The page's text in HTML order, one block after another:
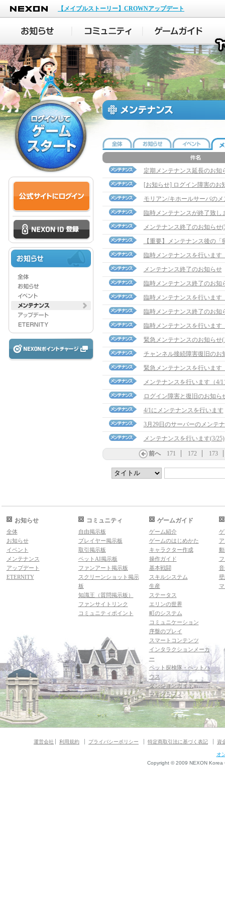
NEXON
【メイプルストーリー】CROWNアップデート
定期メンテナンス延長のお知
[お知らせ] ログイン障害のお
モリアン/キホールサーバの
臨時メンテナンスが終了致し
メンテナンス終了のお知らせ
【重要】メンテナンス後の
臨時メンテナンスを行います
メンテナンス終了のお知らせ
臨時メンテナンス終了のお知
臨時メンテナンスを行います
臨時メンテナンス終了のお知
臨時メンテナンスを行います
緊急メンテナンスのお知らせ
チャンネル接続障害復旧のお
緊急メンテナンスを行います
メンテナンスを行います（4/1
ログイン障害と復旧のお知ら
4/1にメンテナンスを行います
3月29日のサーバーのメンテ
メンテナンスを行います(3/25)
前へ 171 172 173
お知らせ
全体
お知らせ
イベント
メンテナンス
アップデート
ETERNITY
コミュニティ
自由掲示板
プレイヤー掲示板
取引掲示板
ペットAI掲示板
ファンアート掲示板
スクリーンショット掲示
板
知識王（質問掲示板）
ファンサイトリンク
コミュニティポイント
ゲームガイド
ゲーム紹介
ゲームのはじめかた
キャラクター作成
操作ガイド
基本戦闘
スキルシステム
生産
ステータス
エリンの世界
町のシステム
コミュニケーション
序盤のプレイ
スマートコンテンツ
インタラクションメーカ
ー
ペット探検隊・ペットハ
ウス
ダンジョンガイド
マギグラフィ
運営会社 利用規約 プライバシーポリシー 特定商取引法に基づく表記 資
オ
Copyright © 2009 NEXON Korea